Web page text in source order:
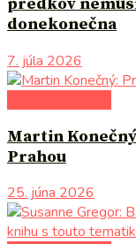
predkov
donekonečna
7. júla 2026
Martin
Prahou
25. júna 2026